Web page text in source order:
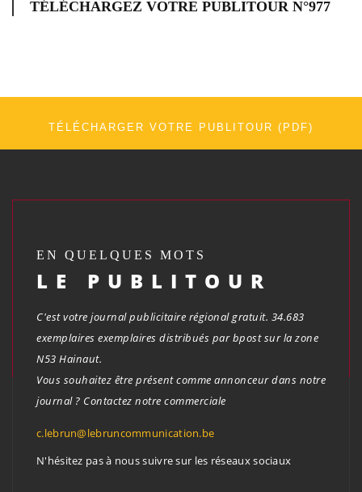
TÉLÉCHARGEZ VOTRE PUBLITOUR N°977
TÉLÉCHARGER VOTRE PUBLITOUR (PDF)
EN QUELQUES MOTS
LE PUBLITOUR
C'est votre journal publicitaire régional gratuit. 34.683
exemplaires exemplaires distribués par bpost sur la zone
N53 Hainaut.
Vous souhaitez être présent comme annonceur dans notre
journal ? Contactez notre commerciale
c.lebrun@lebruncommunication.be
N'hésitez pas à nous suivre sur les réseaux sociaux